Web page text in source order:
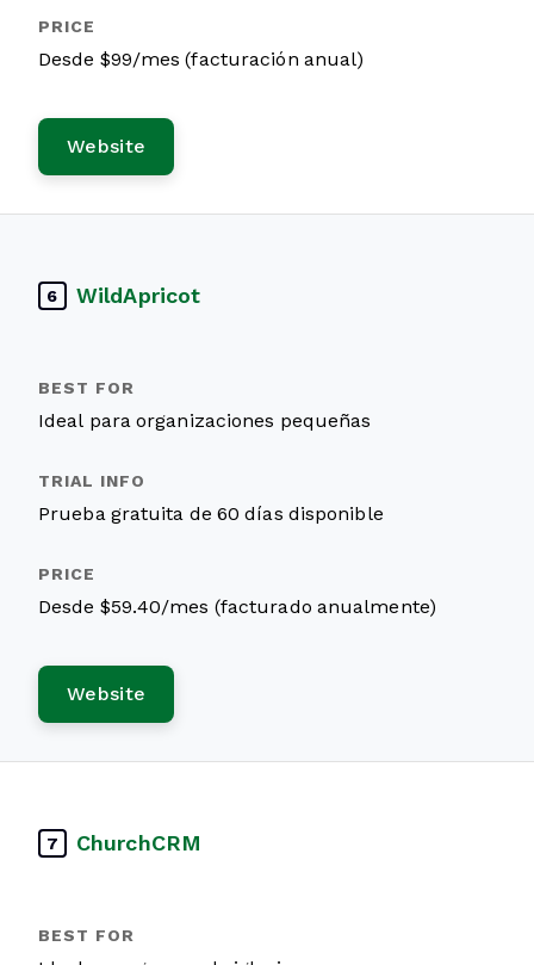
Desde $99/mes (facturación anual)
Website
6 WildApricot
Ideal para organizaciones pequeñas
Prueba gratuita de 60 días disponible
Desde $59.40/mes (facturado anualmente)
Website
7 ChurchCRM